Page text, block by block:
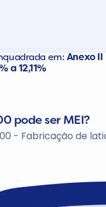
em: Anexo II
a 12,11%
pode ser MEI?
- Fabricação de